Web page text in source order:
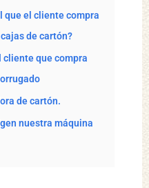
que el cliente compra
de cartón?
cliente que compra
de cartón.
nuestra máquina